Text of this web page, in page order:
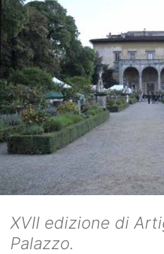
XVII edizione di
Palazzo.